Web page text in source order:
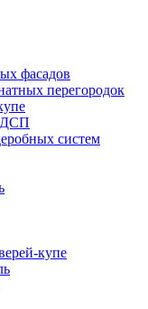
фасадов
перегородок
систем
купе